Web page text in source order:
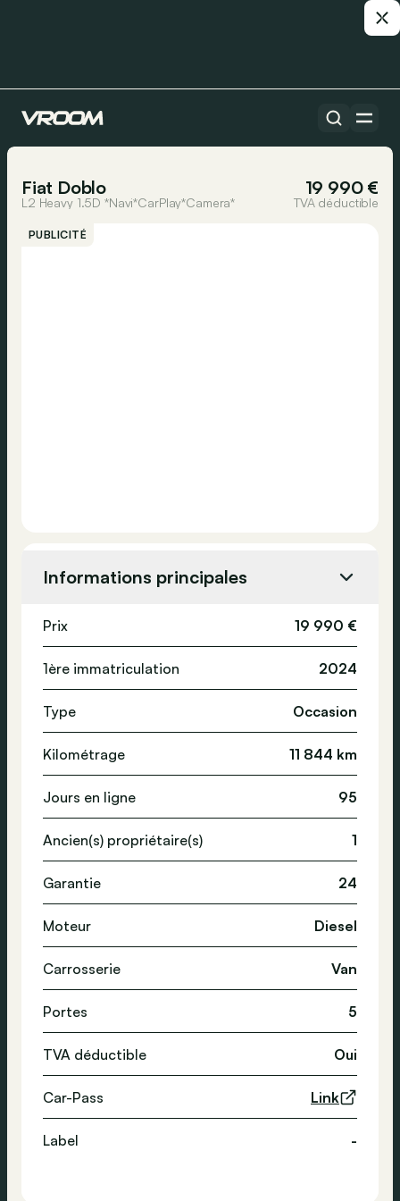
Toutes les voitures
Fiat Doblo 19 990 €
L2 Heavy 1.5D *Navi*CarPlay*Camera* TVA déductible
PUBLICITÉ
Informations principales
Prix 19 990 €
1ère immatriculation 2024
Type Occasion
Kilométrage 11 844 km
Jours en ligne 95
Ancien(s) propriétaire(s) 1
Garantie 24
Moteur Diesel
Carrosserie Van
Portes 5
TVA déductible Oui
Car-Pass Link
Label -